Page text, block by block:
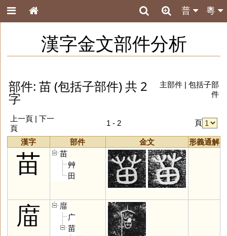
粵
普
漢字金文部件分析
部件: 苗 (包括子部件) 共 2
字
主部件| 包括子部
件
上一頁 | 下一
頁
1 - 2 頁
漢字 部件 金文 形義通解
苗
苗
艸
田
庿
庿
广
苗